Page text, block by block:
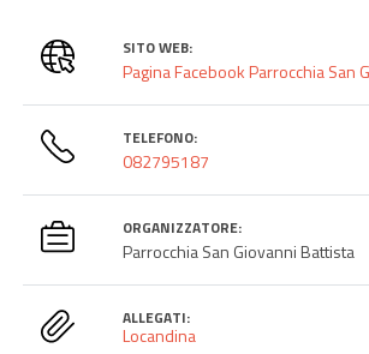
SITO WEB:
Pagina Facebook Parrocchia San
TELEFONO:
082795187
ORGANIZZATORE:
Parrocchia San Giovanni Battista
ALLEGATI:
Locandina